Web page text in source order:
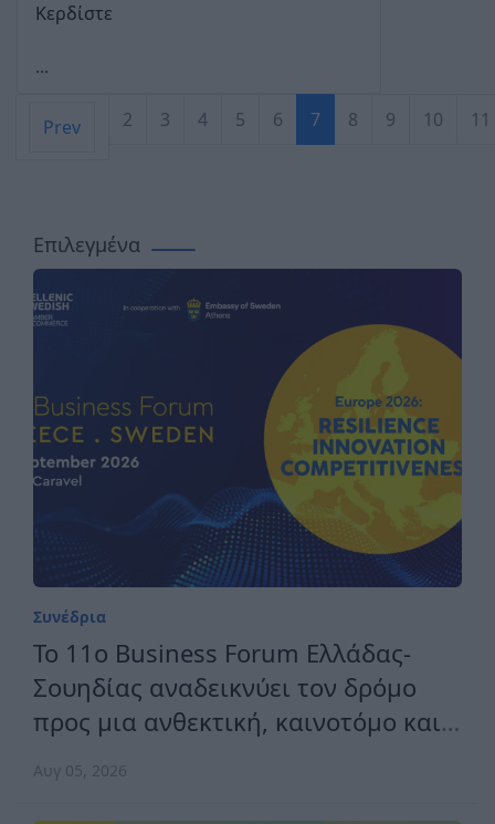
Κερδίστε
...
Σελίδα 7 από 18
Prev 2 3 4 5 6 7 8 9 10 11
Επιλεγμένα
Συνέδρια
Το 11ο Business Forum Ελλάδας-
Σουηδίας αναδεικνύει τον δρόμο
προς μια ανθεκτική, καινοτόμο και
Αυγ 05, 2026